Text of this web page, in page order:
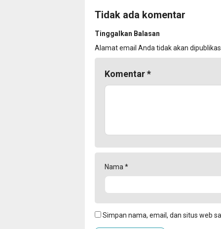
Tidak ada komentar
Tinggalkan Balasan
Alamat email Anda tidak akan
Komentar*
Nama *
Simpan nama, email, dan situs web